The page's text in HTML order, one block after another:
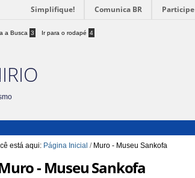
Simplifique! Comunica BR Participe
a Busca 3 Ir para o rodapé 4
está aqui: Página Inicial / Muro - Museu Sankofa
- Museu Sankofa